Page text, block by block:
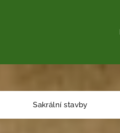
Sakrální stavby